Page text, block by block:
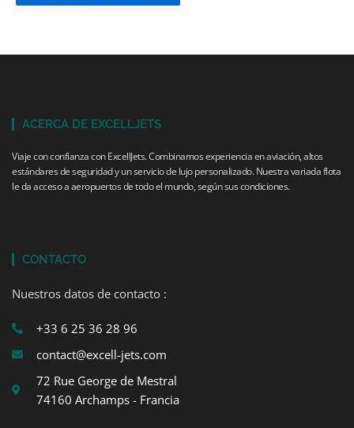
ACERCA DE EXCELLJETS
Viaje con confianza con ExcellJets. Combinamos experiencia en aviación, altos
estándares de seguridad y un servicio de lujo personalizado. Nuestra variada flota
le da acceso a aeropuertos de todo el mundo, según sus condiciones.
CONTACTO
Nuestros datos de contacto :
+33 6 25 36 28 96
contact@excell-jets.com
72 Rue George de Mestral
74160 Archamps - Francia